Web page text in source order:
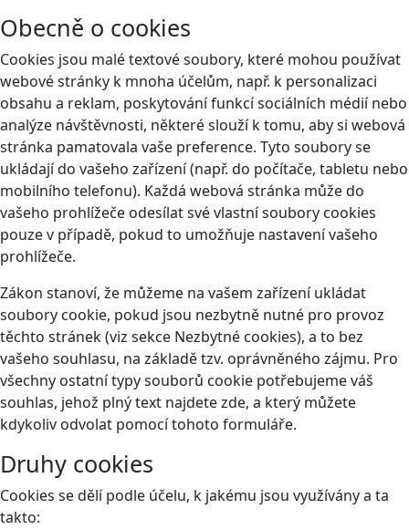
Obecně o cookies
Cookies jsou malé textové soubory, které mohou používat
webové stránky k mnoha účelům, např. k personalizaci
obsahu a reklam, poskytování funkcí sociálních médií nebo
analýze návštěvnosti, některé slouží k tomu, aby si webová
stránka pamatovala vaše preference. Tyto soubory se
ukládají do vašeho zařízení (např. do počítače, tabletu nebo
mobilního telefonu). Každá webová stránka může do
vašeho prohlížeče odesílat své vlastní soubory cookies
pouze v případě, pokud to umožňuje nastavení vašeho
prohlížeče.
Zákon stanoví, že můžeme na vašem zařízení ukládat
soubory cookie, pokud jsou nezbytně nutné pro provoz
těchto stránek (viz sekce Nezbytné cookies), a to bez
vašeho souhlasu, na základě tzv. oprávněného zájmu. Pro
všechny ostatní typy souborů cookie potřebujeme váš
souhlas, jehož plný text najdetezde, a který můžete
kdykoliv odvolat pomocí tohoto formuláře.
Druhy cookies
Cookies se dělí podle účelu, k jakému jsou využívány a ta
takto: